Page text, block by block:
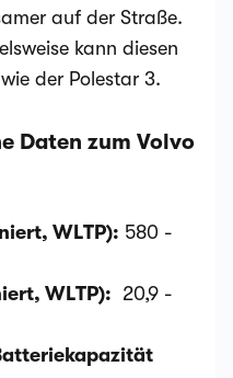
auf der Straße.
kann diesen
der Polestar 3.
Daten zum Volvo
WLTP): 580 -
WLTP): 20,9 -